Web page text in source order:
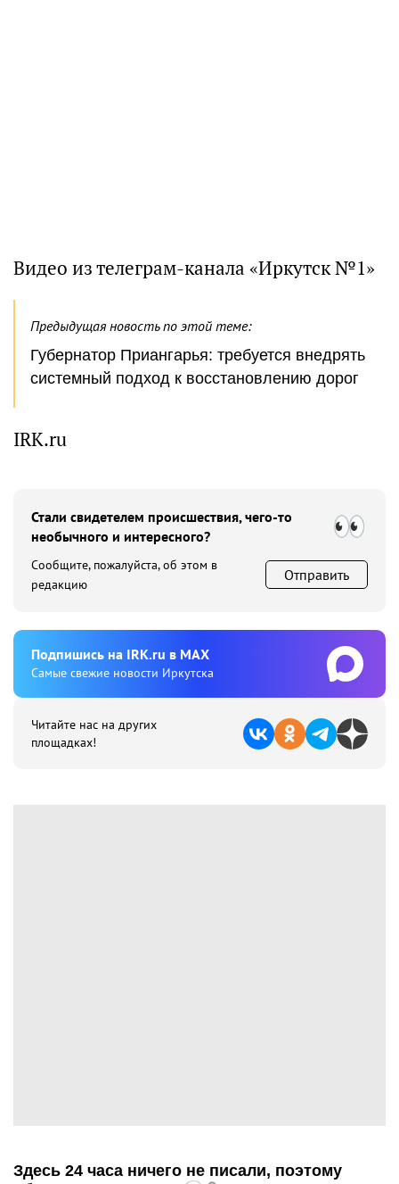
Видео из телеграм-канала «Иркутск №1»
Предыдущая новость по этой теме:
Губернатор Приангарья: требуется внедрять
системный подход к восстановлению дорог
IRK.ru
Стали свидетелем происшествия, чего-то
необычного и интересного?
Сообщите, пожалуйста, об этом в
редакцию
Отправить
Подпишиcь на IRK.ru в MAX
Cамые свежие новости Иркутска
Читайте нас на других
площадках!
Здесь 24 часа ничего не писали, поэтому